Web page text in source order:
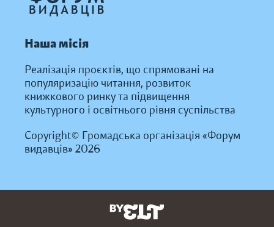
Наша місія
Реалізація проєктів, що спрямовані на
популяризацію читання, розвиток
книжкового ринку та підвищення
культурного і освітнього рівня суспільства
Copyright© Громадська організація «Форум
видавців» 2026